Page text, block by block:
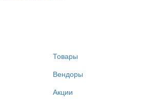
Товары
Вендоры
Акции